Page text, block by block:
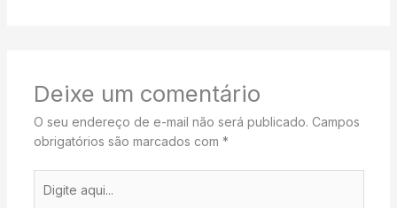
Deixe um comentário
O seu endereço de e-mail não será publicado. Campos
obrigatórios são marcados com *
aqui...